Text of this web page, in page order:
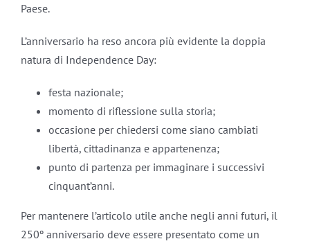
Paese.
L’anniversario ha reso ancora più evidente la doppia
natura di Independence Day:
festa nazionale;
momento di riflessione sulla storia;
occasione per chiedersi come siano cambiati
libertà, cittadinanza e appartenenza;
punto di partenza per immaginare i successivi
cinquant’anni.
Per mantenere l’articolo utile anche negli anni futuri, il
250º anniversario deve essere presentato come un